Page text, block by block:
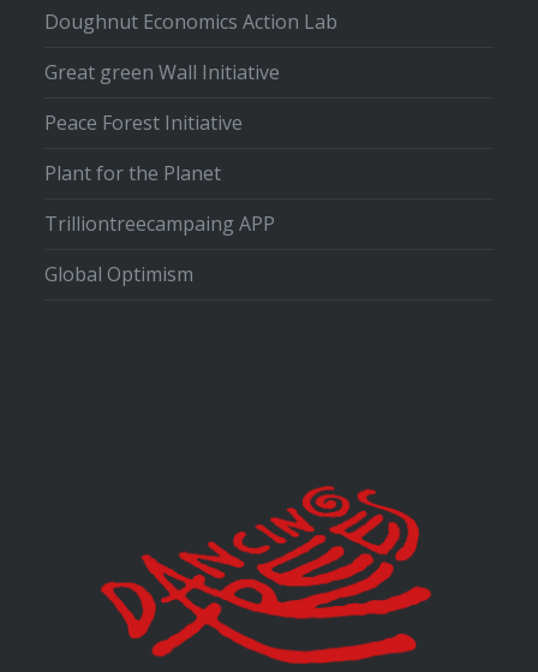
Doughnut Economics Action Lab
Great green Wall Initiative
Peace Forest Initiative
Plant for the Planet
Trilliontreecampaing APP
Global Optimism